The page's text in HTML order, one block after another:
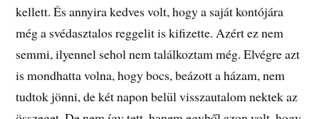
kellett. És annyira kedves volt, hogy a saját kontójára
még a svédasztalos reggelit is kifizette. Azért ez nem
semmi, ilyennel sehol nem találkoztam még. Elvégre azt
is mondhatta volna, hogy bocs, beázott a házam, nem
tudtok jönni, de két napon belül visszautalom nektek az